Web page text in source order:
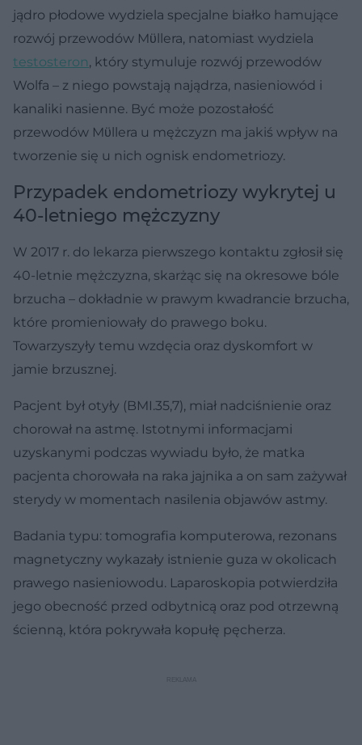
jądro płodowe wydziela specjalne białko hamujące
rozwój przewodów Mϋllera, natomiast wydziela
testosteron, który stymuluje rozwój przewodów
Wolfa – z niego powstają najądrza, nasieniowód i
kanaliki nasienne. Być może pozostałość
przewodów Mϋllera u mężczyzn ma jakiś wpływ na
tworzenie się u nich ognisk endometriozy.
Przypadek endometriozy wykrytej u
40-letniego mężczyzny
W 2017 r. do lekarza pierwszego kontaktu zgłosił się
40-letnie mężczyzna, skarżąc się na okresowe bóle
brzucha – dokładnie w prawym kwadrancie brzucha,
które promieniowały do prawego boku.
Towarzyszyły temu wzdęcia oraz dyskomfort w
jamie brzusznej.
Pacjent był otyły (BMI.35,7), miał nadciśnienie oraz
chorował na astmę. Istotnymi informacjami
uzyskanymi podczas wywiadu było, że matka
pacjenta chorowała na raka jajnika a on sam zażywał
sterydy w momentach nasilenia objawów astmy.
Badania typu: tomografia komputerowa, rezonans
magnetyczny wykazały istnienie guza w okolicach
prawego nasieniowodu. Laparoskopia potwierdziła
jego obecność przed odbytnicą oraz pod otrzewną
ścienną, która pokrywała kopułę pęcherza.